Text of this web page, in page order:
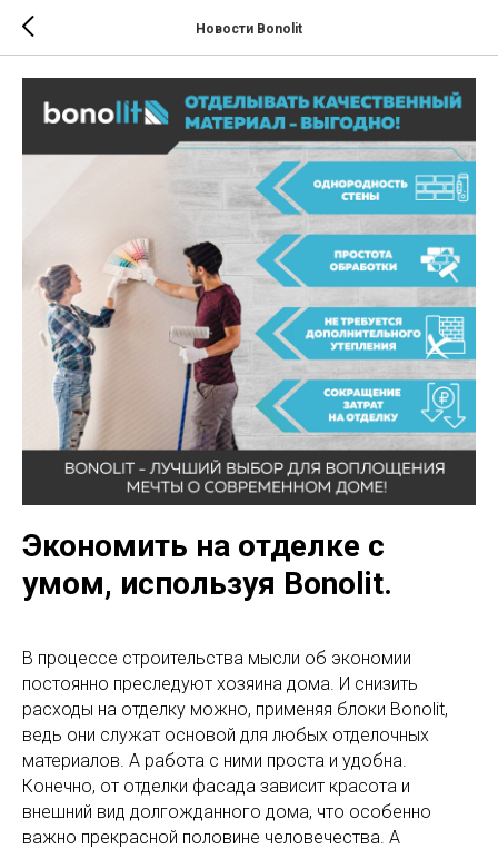
Новости Bonolit
Экономить на отделке с
умом, используя Bonolit.
В процессе строительства мысли об экономии
постоянно преследуют хозяина дома. И снизить
расходы на отделку можно, применяя блоки Bonolit,
ведь они служат основой для любых отделочных
материалов. А работа с ними проста и удобна.
Конечно, от отделки фасада зависит красота и
внешний вид долгожданного дома, что особенно
важно прекрасной половине человечества. А